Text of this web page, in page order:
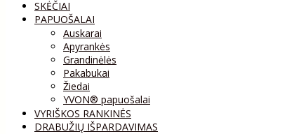
SKĖČIAI
PAPUOŠALAI
Auskarai
Apyrankės
Grandinėlės
Pakabukai
Žiedai
YVON® papuošalai
VYRIŠKOS RANKINĖS
DRABUŽIŲ IŠPARDAVIMAS